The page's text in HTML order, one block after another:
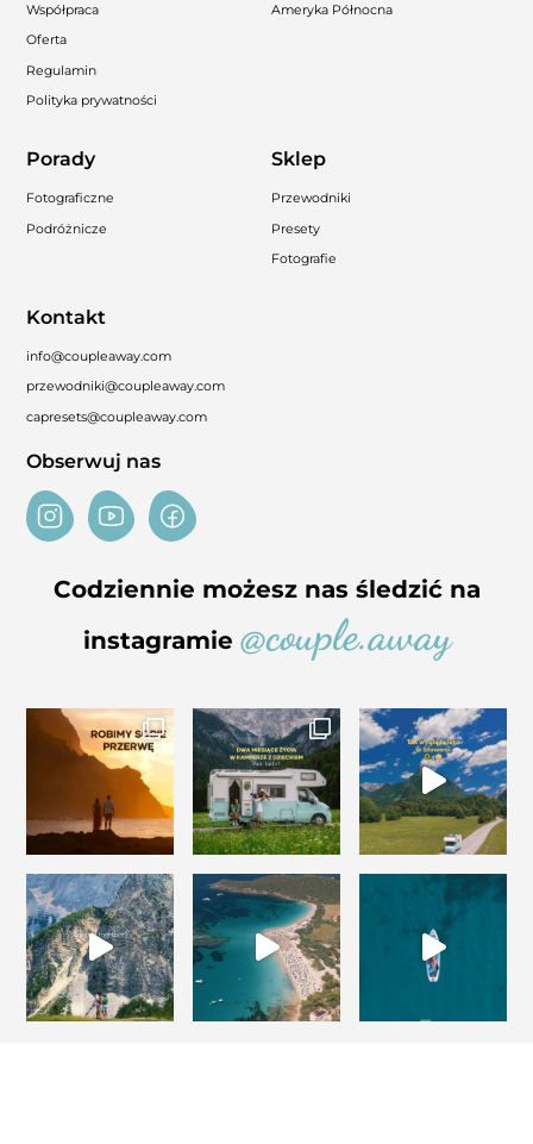
Współpraca
Oferta
Regulamin
Polityka prywatności
Ameryka Północna
Porady
Fotograficzne
Podróżnicze
Sklep
Przewodniki
Presety
Fotografie
Kontakt
info@coupleaway.com
przewodniki@coupleaway.com
capresets@coupleaway.com
Obserwuj nas
Codziennie możesz nas śledzić na
instagramie @couple.away